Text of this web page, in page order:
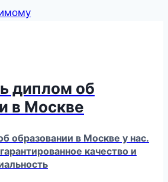
диплом об
в Москве
образовании в Москве у нас.
качество и